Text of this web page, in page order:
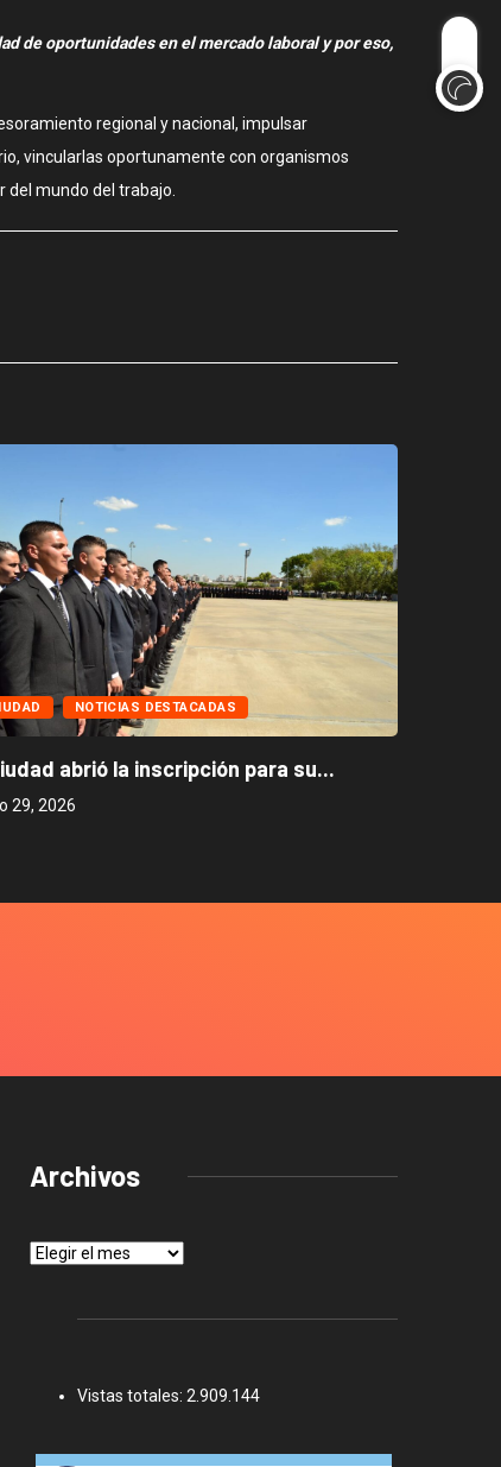
de oportunidades en el mercado laboral y por eso,
regional y nacional, impulsar
vincularlas oportunamente con organismos
mundo del trabajo.
NOTICIAS DESTACADAS
abrió la inscripción para su...
29, 2026
Archivos
Archivos
Vistas totales: 2.909.144